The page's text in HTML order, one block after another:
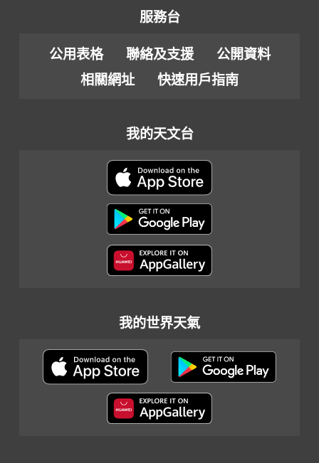
服務台
公用表格 聯絡及支援
公開資料
相關網址
快速用戶指南
我的天文台
我的世界天氣